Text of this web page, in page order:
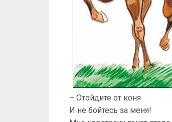
– Отойдите от коня
И не бойтесь за меня!